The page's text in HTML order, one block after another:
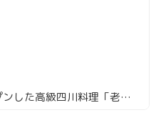
六本木ヒルズに新たにオープンした高級四川料理「老四川 飄香小院」